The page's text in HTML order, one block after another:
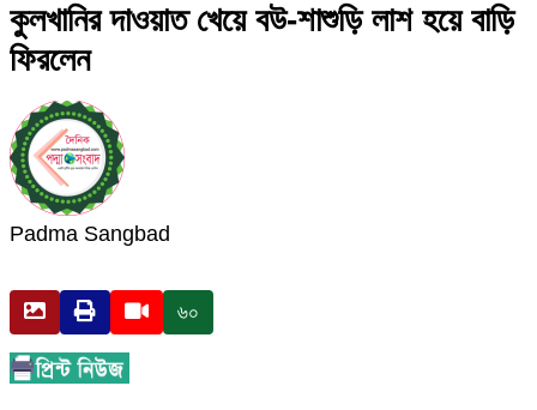
কুলখানির দাওয়াত খেয়ে বউ-শাশুড়ি লাশ হয়ে বাড়ি
ফিরলেন
Padma Sangbad
৬০